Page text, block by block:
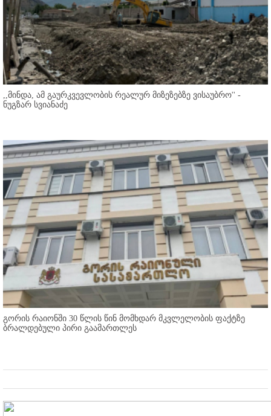
,,მინდა, ამ გაურკვევლობის რეალურ მიზეზებზე ვისაუბრო'' -
ნუგზარ სვიანაძე
გორის რაიონში 30 წლის წინ მომხდარ მკვლელობის ფაქტზე
ბრალდებული პირი გაამართლეს